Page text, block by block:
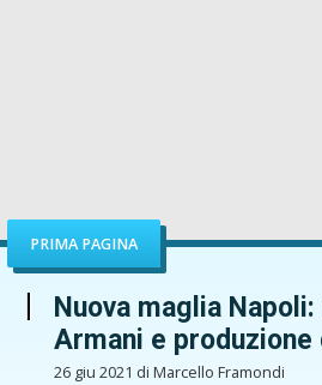
PRIMA PAGINA
Nuova maglia
Armani e
26 giu 2021 di Marcello Framondi